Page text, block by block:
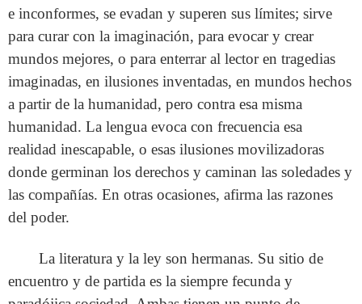
e inconformes, se evadan y superen sus límites; sirve
para curar con la imaginación, para evocar y crear
mundos mejores, o para enterrar al lector en tragedias
imaginadas, en ilusiones inventadas, en mundos hechos
a partir de la humanidad, pero contra esa misma
humanidad. La lengua evoca con frecuencia esa
realidad inescapable, o esas ilusiones movilizadoras
donde germinan los derechos y caminan las soledades y
las compañías. En otras ocasiones, afirma las razones
del poder.
La literatura y la ley son hermanas. Su sitio de
encuentro y de partida es la siempre fecunda y